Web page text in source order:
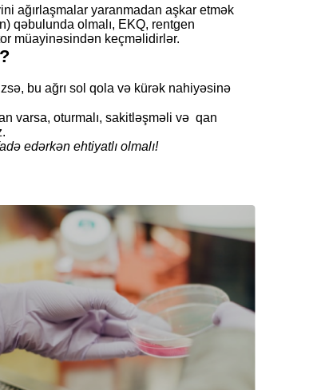
ağırlaşmalar yaranmadan aşkar etmək
qəbulunda olmalı, EKQ, rentgen
müayinəsindən keçməlidirlər.
bu ağrı sol qola və kürək nahiyəsinə
varsa, oturmalı, sakitləşməli və qan
edərkən ehtiyatlı olmalı!